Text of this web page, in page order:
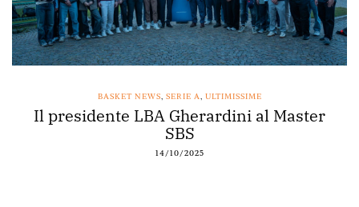
BASKET NEWS, SERIE A, ULTIMISSIME
Il presidente LBA Gherardini al Master
SBS
14/10/2025